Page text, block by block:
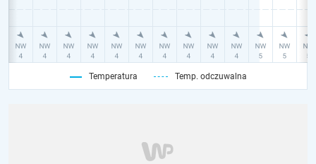
Temperatura Temp. odczuwalna